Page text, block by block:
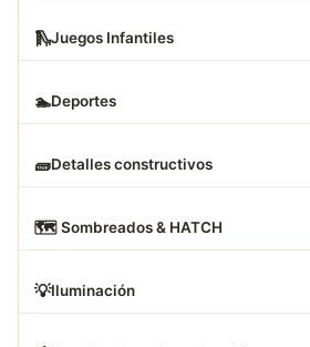
🛝Juegos Infantiles
🏊Deportes
🧱Detalles constructivos
🗺️ Sombreados & HATCH
💡Iluminación